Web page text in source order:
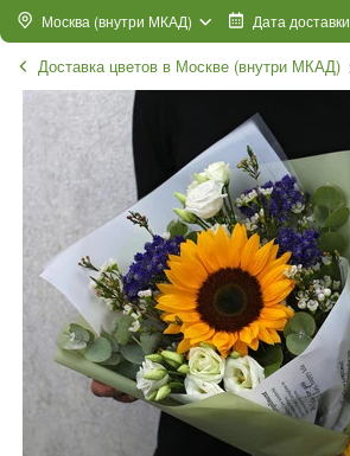
Москва (внутри МКАД) Дата доставки
Доставка цветов в Москве (внутри МКАД)